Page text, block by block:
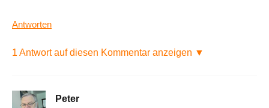
Antworten
1 Antwort auf diesen Kommentar anzeigen ▼
Peter